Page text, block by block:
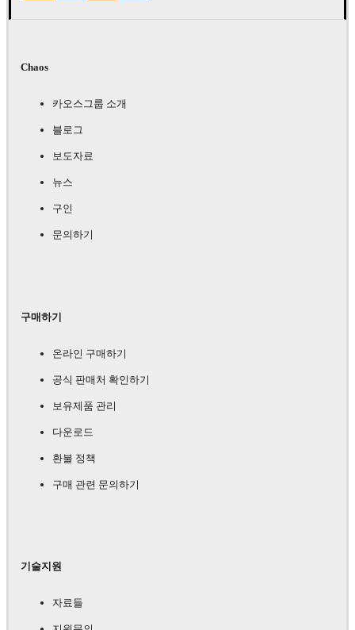
Chaos
카오스그룹 소개
블로그
보도자료
뉴스
구인
문의하기
구매하기
온라인 구매하기
공식 판매처 확인하기
보유제품 관리
다운로드
환불 정책
구매 관련 문의하기
기술지원
자료들